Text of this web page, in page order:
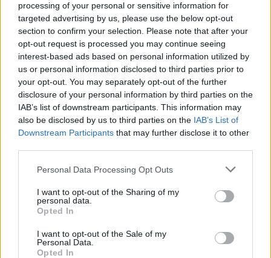
processing of your personal or sensitive information for
targeted advertising by us, please use the below opt-out
section to confirm your selection. Please note that after your
opt-out request is processed you may continue seeing
interest-based ads based on personal information utilized by
us or personal information disclosed to third parties prior to
your opt-out. You may separately opt-out of the further
disclosure of your personal information by third parties on the
IAB’s list of downstream participants. This information may
also be disclosed by us to third parties on the IAB’s List of
Downstream Participants that may further disclose it to other
Personal Data Processing Opt Outs
I want to opt-out of the Sharing of my
personal data.
Opted In
I want to opt-out of the Sale of my
Personal Data.
Opted In
pesou na exclusão do espaço para a biblioteca
provisória